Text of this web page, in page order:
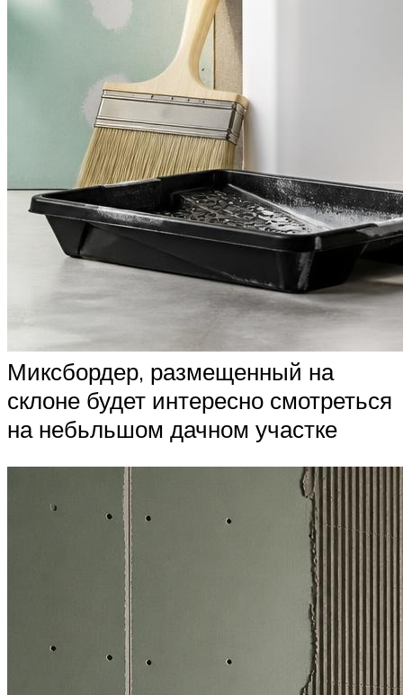
Миксбордер, размещенный на
склоне будет интересно смотреться
на небьльшом дачном участке